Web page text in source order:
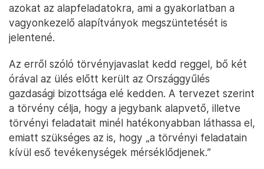
azokat az alapfeladatokra, ami a gyakorlatban a
vagyonkezelő alapítványok megszüntetését is
jelentené.
Az erről szóló törvényjavaslat kedd reggel, bő két
órával az ülés előtt került az Országgyűlés
gazdasági bizottsága elé kedden. A tervezet szerint
a törvény célja, hogy a jegybank alapvető, illetve
törvényi feladatait minél hatékonyabban láthassa el,
emiatt szükséges az is, hogy „a törvényi feladatain
kívül eső tevékenységek mérséklődjenek.”